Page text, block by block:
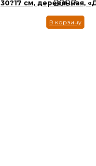
30?17 см, деревянная,
200₽
В корзину